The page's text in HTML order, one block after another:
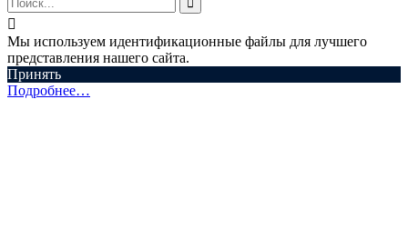


Мы используем идентификационные файлы для лучшего
представления нашего сайта.
Принять
Подробнее…